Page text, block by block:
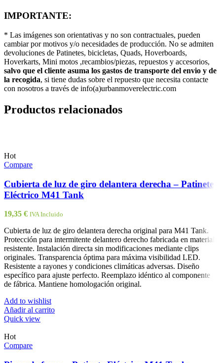
IMPORTANTE:
* Las imágenes son orientativas y no son contractuales, pueden
cambiar por motivos y/o necesidades de producción. No se admiten
devoluciones de Patinetes, bicicletas, Quads, Hoverboards,
Hoverkarts, Mini motos ,recambios/piezas, repuestos y accesorios,
salvo que el cliente asuma los gastos de transporte del envio y de
la recogida, si tiene dudas sobre el repuesto que necesita contacte
con nosotros a través de info(a)urbanmoverelectric.com
Productos relacionados
Hot
Compare
Cubierta de luz de giro delantera derecha – Patinete
Eléctrico M41 Tank
19,35 € IVA Incluido
Cubierta de luz de giro delantera derecha original para M41 Tank.
Protección para intermitente delantero derecho fabricada en material
resistente. Instalación directa sin modificaciones mediante clips
originales. Transparencia óptima para máxima visibilidad LED.
Resistente a rayones y condiciones climáticas adversas. Diseño
específico para ajuste perfecto. Reemplazo idéntico al componente
de fábrica. Mantiene homologación original.
Add to wishlist
Añadir al carrito
Quick view
Hot
Compare